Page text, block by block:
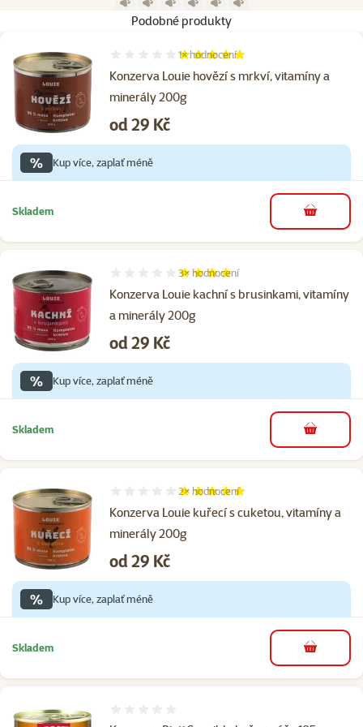
Podobné produkty
Konzerva Louie hovězí s mrkví, vitamíny a
minerály 200g
Hodnocení 100%, počet hodnocení: 1
1×hodnocení
Cena
od 29 Kč
% Kup více, zaplať méně
Skladem do košíku
Konzerva Louie kachní s brusinkami, vitamíny
a minerály 200g
Hodnocení 80%, počet hodnocení: 3
3× hodnocení
Cena
od 29 Kč
% Kup více, zaplať méně
Skladem do košíku
Konzerva Louie kuřecí s cuketou, vitamíny a
minerály 200g
Hodnocení 100%, počet hodnocení: 2
2× hodnocení
Cena
od 29 Kč
% Kup více, zaplať méně
Skladem do košíku